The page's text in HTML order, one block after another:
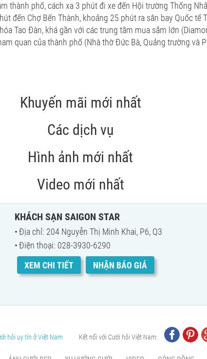
thành phố, cách xa 3 phút đi xe đến Hội trường Thống
đến Chợ Bến Thành, khoảng 25 phút ra sân bay Quốc tế
Tao Đàn, khá gần với các trung tâm mua sắm lớn
quan của thành phố (Nhà thờ Đức Bà, Quảng trường và
Khuyến mãi mới nhất
Các dịch vụ
Hình ảnh mới nhất
Video mới nhất
KHÁCH SẠN SAIGON STAR
Địa chỉ: 204 Nguyễn Thị Minh Khai, P6, Q3
Điện thoại: 028-3930-6290
XEM CHI TIẾT
NHẬN BÁO GIÁ
hỏi uy tín ở Việt Nam Kết nối với Cưới hỏi Việt Nam: